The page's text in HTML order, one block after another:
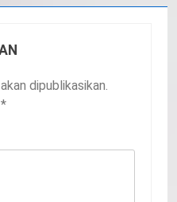
dipublikasikan.
*